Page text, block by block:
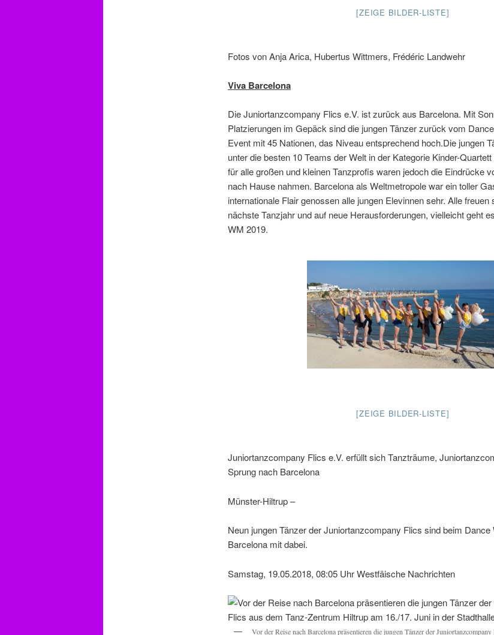
[ZEIGE BILDER-LISTE]
Fotos von Anja Arica, Hubertus Wittmers, Frédéric Landwehr
Viva Barcelona
Die Juniortanzcompany Flics e.V. ist zurück aus Barcelona. Mit
Platzierungen im Gepäck sind die jungen Tänzer zurück vom
Event mit 45 Nationen, das Niveau entsprechend hoch.Die jungen
unter die besten 10 Teams der Welt in der Kategorie Kinder-
für alle großen und kleinen Tanzprofis waren jedoch die Eindrücke
nach Hause nahmen. Barcelona als Weltmetropole war ein toller
internationale Flair genossen alle jungen Elevinnen sehr. Alle
nächste Tanzjahr und auf neue Herausforderungen, vielleicht geht
WM 2019.
[ZEIGE BILDER-LISTE]
Juniortanzcompany Flics e.V. erfüllt sich Tanzträume,
Sprung nach Barcelona
Münster-Hiltrup –
Neun jungen Tänzer der Juniortanzcompany Flics sind beim Dance
Barcelona mit dabei.
Samstag, 19.05.2018, 08:05 Uhr Westfäische Nachrichten
Vor der Reise nach Barcelona präsentieren die jungen Tänzer der